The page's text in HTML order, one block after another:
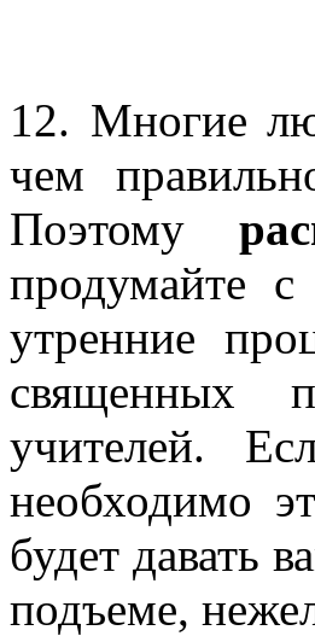
12. Многие
чем
Поэтому
продумайте
утренние
священных
учителей.
необходимо
будет давать
подъеме,